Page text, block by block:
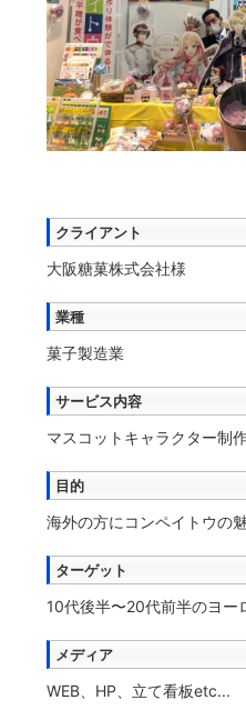
クライアント
大阪糖菓株式会社様
業種
菓子製造業
サービス内容
マスコットキャラクター制
目的
海外の方にコンペイトウの
ターゲット
10代後半〜20代前半のヨー
メディア
WEB、HP、立て看板etc...